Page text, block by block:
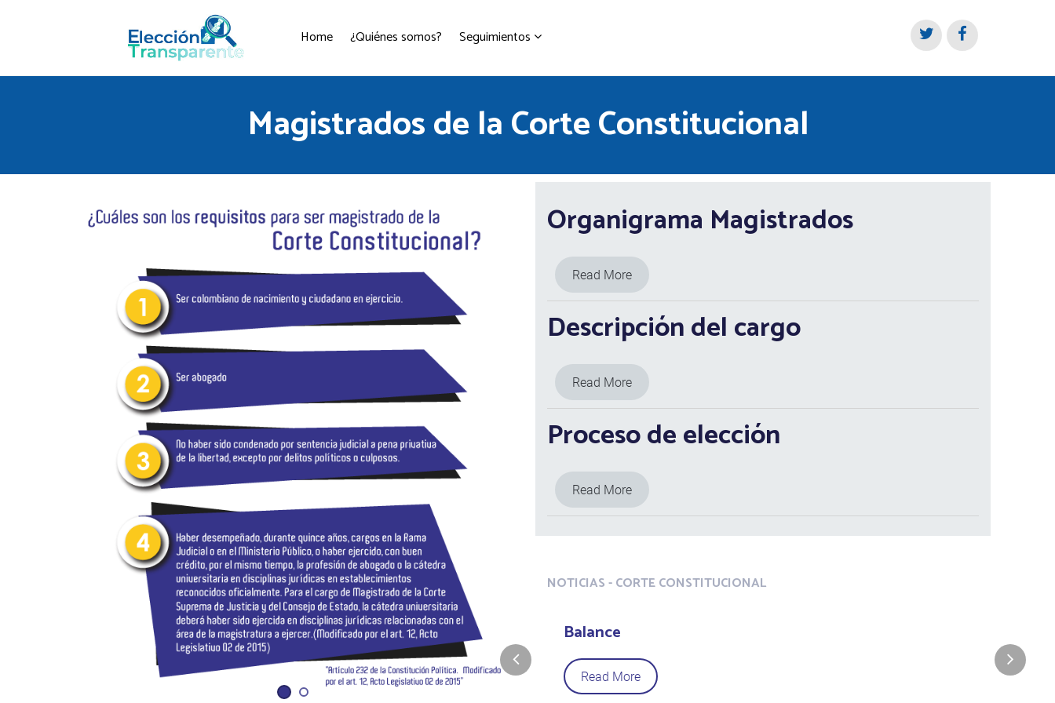
Home ¿Quiénes somos? Seguimientos
Magistrados de la Corte Constitucional
Organigrama Magistrados
Read More
Descripción del cargo
Read More
Proceso de elección
Read More
NOTICIAS - CORTE CONSTITUCIONAL
Balance
Read More